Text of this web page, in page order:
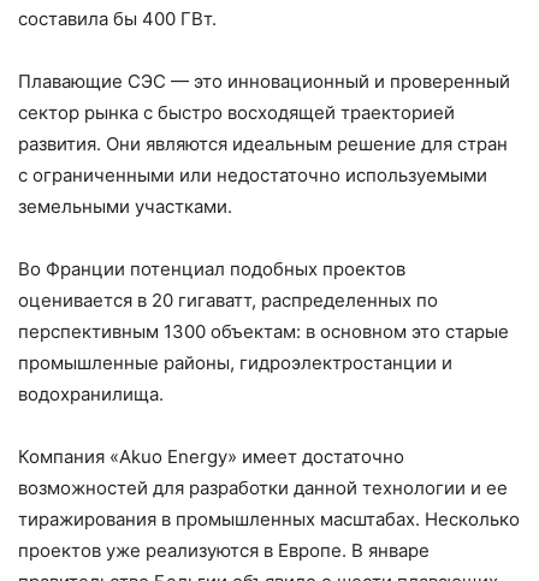
составила бы 400 ГВт.
Плавающие СЭС — это инновационный и проверенный
сектор рынка с быстро восходящей траекторией
развития. Они являются идеальным решение для стран
с ограниченными или недостаточно используемыми
земельными участками.
Во Франции потенциал подобных проектов
оценивается в 20 гигаватт, распределенных по
перспективным 1300 объектам: в основном это старые
промышленные районы, гидроэлектростанции и
водохранилища.
Компания «Akuo Energy» имеет достаточно
возможностей для разработки данной технологии и ее
тиражирования в промышленных масштабах. Несколько
проектов уже реализуются в Европе. В январе